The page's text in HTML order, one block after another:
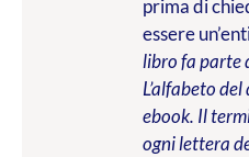
prima di
essere
libro fa parte
L’alfabeto
ebook. Il
ogni lettera